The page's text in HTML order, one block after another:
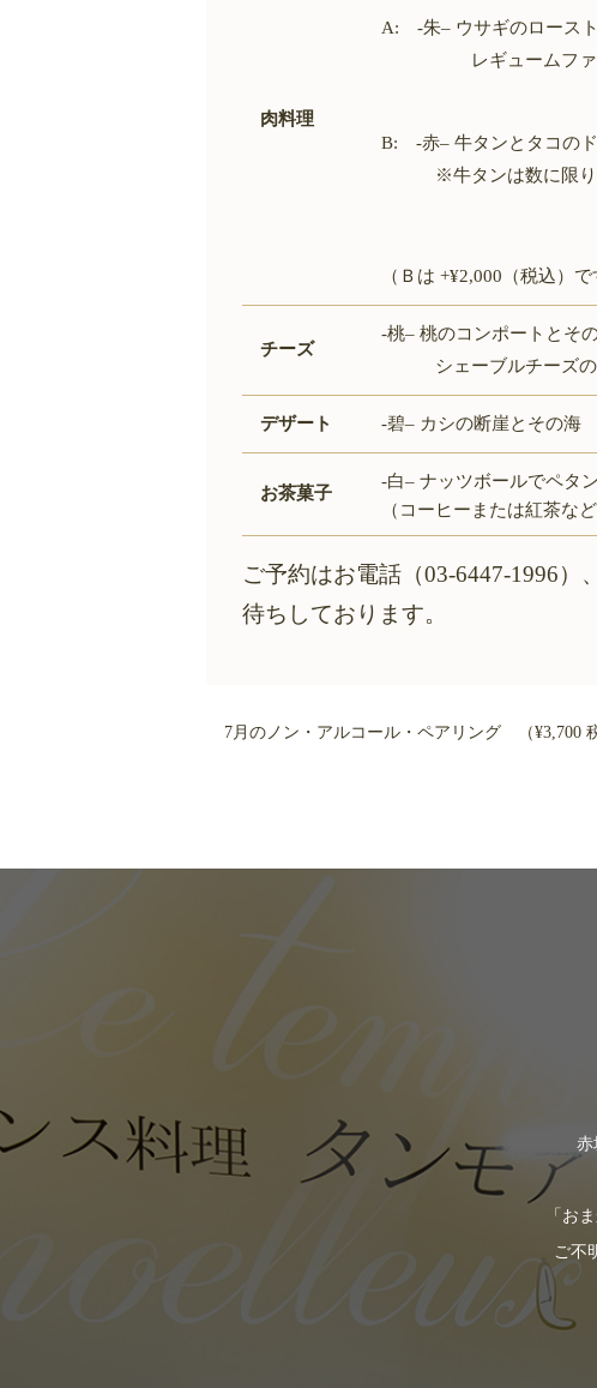
肉料理
A: ‐朱– ウサギのロース
レギュームファ
B: ‐赤– 牛タンとタコのド
※牛タンは数に限り
（Ｂは +¥2,000（税込）
チーズ
‐桃– 桃のコンポートとその
シェーブルチーズの
デザート ‐碧– カシの断崖とその海
お茶菓子
‐白– ナッツボールでペタ
（コーヒーまたは紅茶など
ご予約はお電話（03-6447-1996）
待ちしております。
7月のノン・アルコール・ペアリング （¥3,700
赤
「お
ご不